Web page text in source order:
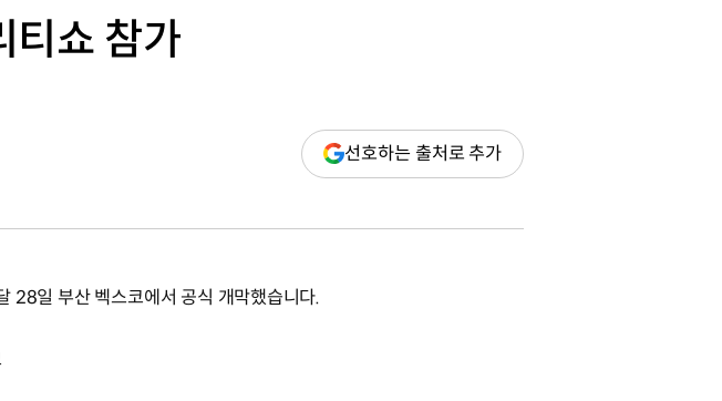
티쇼 참가
선호하는 출처로 추가(새
창
28일 부산 벡스코에서 공식 개막했습니다.